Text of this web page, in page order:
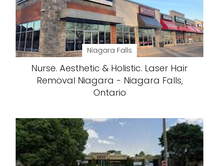
Niagara Falls
Nurse. Aesthetic & Holistic. Laser Hair
Removal Niagara - Niagara Falls,
Ontario